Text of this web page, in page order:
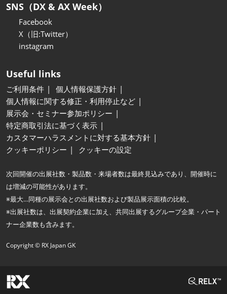
SNS（DX & AX Week）
Facebook
X（旧:Twitter）
instagram
Useful links
ご利用条件
個人情報保護方針
個人情報に関する修正・利用停止など
展示会・セミナー参加ポリシー
特定商取引法に基づく表示
カスタマーハラスメントに対する基本方針
クッキーポリシー
クッキーの設定
次回開催の出展社数・製品数・来場者数は最終見込みであり、開催時に
は増減の可能性があります。
※最大…同種の展示会との出展社数および製品展示面積の比較。
※出展社数は、出展契約企業に加え、共同出展するグループ企業・パート
ナー企業数も含みます。
Copyright © RX Japan GK